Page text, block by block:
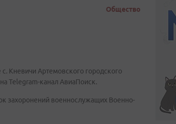
Общество
Кневичи Артемовского городского
Telegram-канал АвиаПоиск.
захоронений военнослужащих Военно-